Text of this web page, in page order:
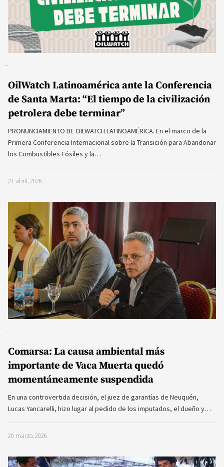
OilWatch Latinoamérica ante la Conferencia
de Santa Marta: “El tiempo de la civilización
petrolera debe terminar”
PRONUNCIAMIENTO DE OILWATCH LATINOAMÉRICA. En el marco de la
Primera Conferencia Internacional sobre la Transición para Abandonar
los Combustibles Fósiles y la…
21 abril, 2026
Comarsa: La causa ambiental más
importante de Vaca Muerta quedó
momentáneamente suspendida
En una controvertida decisión, el juez de garantías de Neuquén,
Lucas Yancarelli, hizo lugar al pedido de los imputados, el dueño y…
20 marzo, 2026